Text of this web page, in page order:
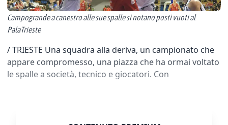
Campogrande a canestro alle sue spalle si notano posti vuoti al
PalaTrieste
/ TRIESTE Una squadra alla deriva, un campionato che
appare compromesso, una piazza che ha ormai voltato
le spalle a società, tecnico e giocatori. Con